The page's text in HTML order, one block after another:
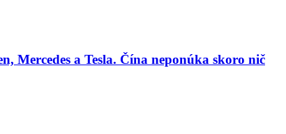
Mercedes a Tesla. Čína neponúka skoro nič